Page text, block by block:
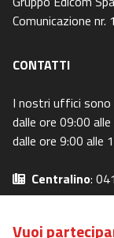
Comunicazione nr.
CONTATTI
I nostri uffici sono
dalle ore 09:00
dalle ore 9:00 alle
Centralino:
Email:
Privacy Policy
Vuoi